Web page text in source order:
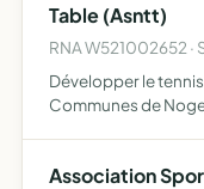
Table (Asntt)
RNA W521002652 ·
Développer le
Communes de
Association